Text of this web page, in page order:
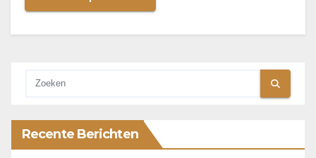
Recente Berichten